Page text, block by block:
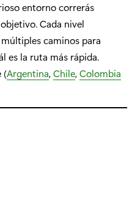
entorno correrás
Cada nivel
caminos para
es la ruta más rápida.
(Argentina,Chile,Colombia